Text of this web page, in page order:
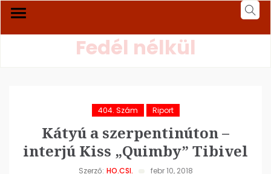
Fedél nélkül
404. Szám Riport
Kátyú a szerpentinúton –
interjú Kiss „Quimby” Tibivel
Szerző: HO.CSI. febr 10, 2018